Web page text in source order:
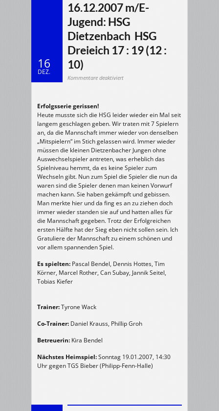
16
DEZ.
16.12.2007 m/E-
Jugend: HSG
Dietzenbach  HSG
Dreieich 17 : 19 (12 :
10)
Kommentare deaktiviertfür
Dreieich
17
:
19
(12
:
10)
Erfolgsserie gerissen!
Heute musste sich die HSG leider wieder ein Mal seit
langem geschlagen geben. Wir traten mit 7 Spielern
an, da die Mannschaft immer wieder von denselben
„Mitspielern“ im Stich gelassen wird. Immer wieder
müssen die kleinen Dietzenbacher Jungen ohne
Auswechselspieler antreten, was erheblich das
Spielniveau hemmt, da es keine Spieler zum
Wechseln gibt. Nun zum Spiel die Spieler die nun da
waren sind die Spieler denen man keinen Vorwurf
machen kann. Sie haben gekämpft und gebissen.
Man merkte hier und da fing es an zu ziehen doch
immer wieder standen sie auf und hatten alles für
die Mannschaft gegeben. Trotz der Erfolgreichen
ersten Hälfte hat der Sieg eben nicht sollen sein. Ich
Gratuliere der Mannschaft zu einem schönen und
vor allem spannenden Spiel.
Es spielten: Pascal Bendel, Dennis Hottes, Tim
Körner, Marcel Rother, Can Subay, Jannik Seitel,
Tobias Kiefer
Trainer:Tyrone Wack
Co-Trainer: Daniel Krauss, Phillip Groh
Betreuerin: Kira Bendel
Nächstes Heimspiel:Sonntag 19.01.2007, 14:30
Uhr gegen TGS Bieber (Philipp-Fenn-Halle)